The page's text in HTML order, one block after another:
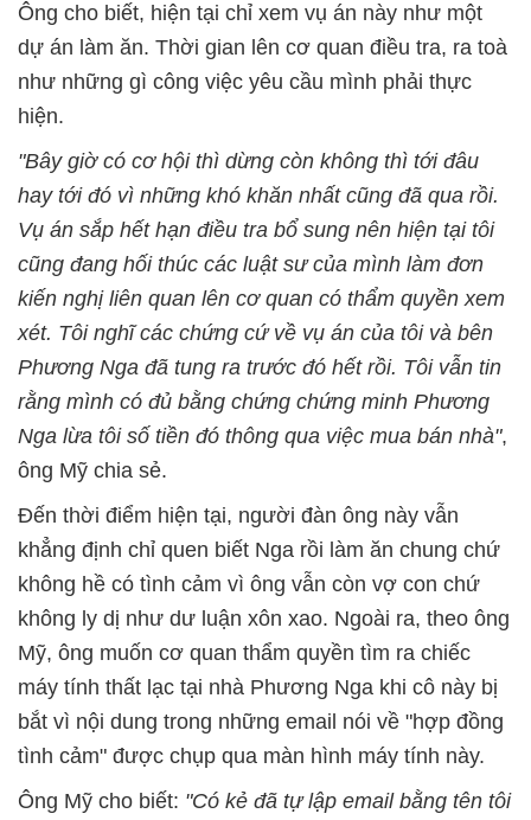
Ông cho biết, hiện tại chỉ xem vụ án này như một
dự án làm ăn. Thời gian lên cơ quan điều tra, ra toà
như những gì công việc yêu cầu mình phải thực
hiện.
"Bây giờ có cơ hội thì dừng còn không thì tới đâu
hay tới đó vì những khó khăn nhất cũng đã qua rồi.
Vụ án sắp hết hạn điều tra bổ sung nên hiện tại tôi
cũng đang hối thúc các luật sư của mình làm đơn
kiến nghị liên quan lên cơ quan có thẩm quyền xem
xét. Tôi nghĩ các chứng cứ về vụ án của tôi và bên
Phương Nga đã tung ra trước đó hết rồi. Tôi vẫn tin
rằng mình có đủ bằng chứng chứng minh Phương
Nga lừa tôi số tiền đó thông qua việc mua bán nhà",
ông Mỹ chia sẻ.
Đến thời điểm hiện tại, người đàn ông này vẫn
khẳng định chỉ quen biết Nga rồi làm ăn chung chứ
không hề có tình cảm vì ông vẫn còn vợ con chứ
không ly dị như dư luận xôn xao. Ngoài ra, theo ông
Mỹ, ông muốn cơ quan thẩm quyền tìm ra chiếc
máy tính thất lạc tại nhà Phương Nga khi cô này bị
bắt vì nội dung trong những email nói về "hợp đồng
tình cảm" được chụp qua màn hình máy tính này.
Ông Mỹ cho biết: "Có kẻ đã tự lập email bằng tên tôi